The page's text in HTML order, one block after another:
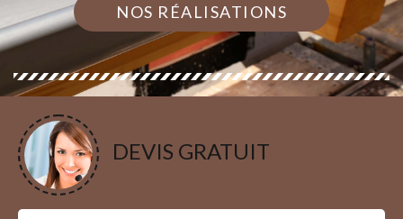
NOS RÉALISATIONS
DEVIS GRATUIT